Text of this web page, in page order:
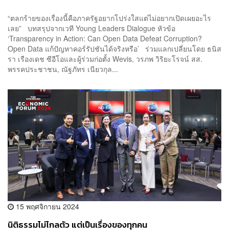
“ตลกร้ายของเรื่องนี้คือภาครัฐอยากโปร่งใสแต่ไม่อยากเปิดเผยอะไร
เลย” บทสรุปจากเวที Young Leaders Dialogue หัวข้อ
‘Transparency in Action: Can Open Data Defeat Corruption?
Open Data แก้ปัญหาคอร์รัปชันได้จริงหรือ’ ร่วมแลกเปลี่ยนโดย ธนิส
รา เรืองเดช ซีอีโอและผู้ร่วมก่อตั้ง Wevis, วรภพ วิริยะโรจน์ สส.
พรรคประชาชน, ณัฐภัทร เนียวกุล...
15 พฤศจิกายน 2024
นิติธรรมไม่ไกลตัว แต่เป็นเรื่องของทุกคน